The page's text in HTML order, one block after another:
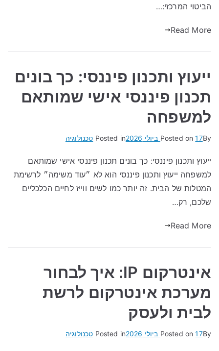
הביטוי המרכזי:…
Read More
ייעוץ ותכנון פיננסי: כך בונים
תכנון פיננסי אישי שמותאם
למשפחה
By
Posted on17 ביולי 2026 Posted in טכנולוגיה
ייעוץ ותכנון פיננסי: כך בונים תכנון פיננסי אישי שמותאם
למשפחה ייעוץ ותכנון פיננסי הוא לא ״עוד משימה״ לרשימת
המטלות של הבית. זה יותר כמו לשים ווייז לחיים הכלכליים
שלכם, רק…
Read More
אינטרקום IP: איך לבחור
מערכת אינטרקום לרשת
לבית ולעסק
By
Posted on17 ביולי 2026 Posted in טכנולוגיה